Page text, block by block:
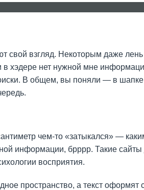
взгляд. Некоторым даже лень
в хэдере нет нужной мне
В общем, вы поняли — в
чем-то «затыкался» —
информации, брррр. Такие
восприятия.
пространство, а текст